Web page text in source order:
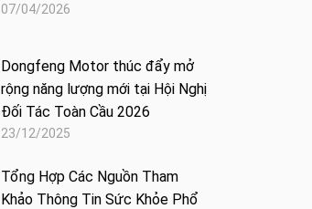
07/04/2026
Dongfeng Motor thúc đẩy mở
rộng năng lượng mới tại Hội Nghị
Đối Tác Toàn Cầu 2026
23/12/2025
Tổng Hợp Các Nguồn Tham
Khảo Thông Tin Sức Khỏe Phổ